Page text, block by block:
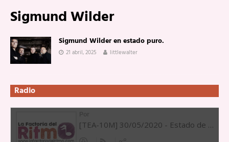
Sigmund Wilder
Sigmund Wilder en estado puro.
21 abril, 2025 littlewalter
Radio